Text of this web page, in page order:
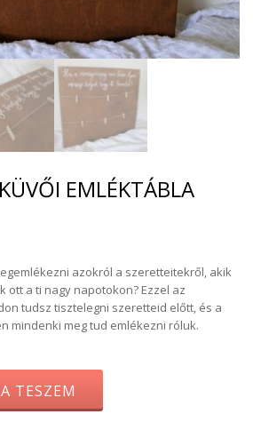
EMLÉKTÁBLA
azokról a szeretteitekről, akik
ott a ti nagy napotokon? Ezzel az
tudsz tisztelegni szeretteid előtt, és a
mindenki meg tud emlékezni róluk.
TESZEM